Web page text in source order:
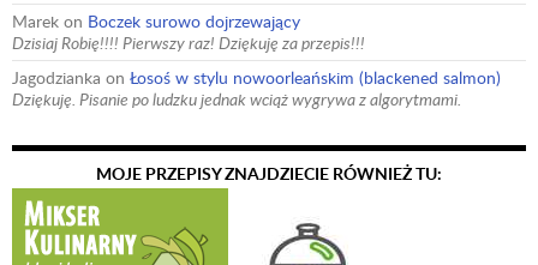
Marek on Boczek surowo dojrzewający
Dzisiaj Robię!!!! Pierwszy raz! Dziękuję za przepis!!!
Jagodzianka on Łosoś w stylu nowoorleańskim (blackened salmon)
Dziękuję. Pisanie po ludzku jednak wciąż wygrywa z algorytmami.
MOJE PRZEPISY ZNAJDZIECIE RÓWNIEŻ TU: